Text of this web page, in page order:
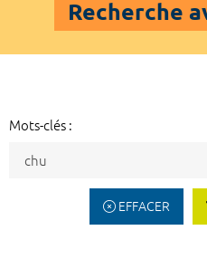
Recherche
Mots-clés :
EFFACER